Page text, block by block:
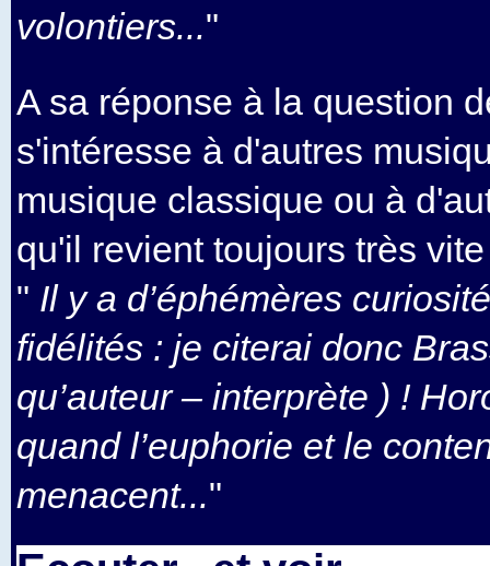
volontiers..."
A sa réponse à la question
s'intéresse à d'autres
musique classique ou à
qu'il revient toujours très
" Il y a d’éphémères
fidélités : je citerai donc
qu’auteur – interprète ) !
quand l’euphorie et le
menacent..."